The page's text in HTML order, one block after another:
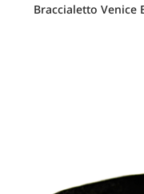
Braccialetto Venice